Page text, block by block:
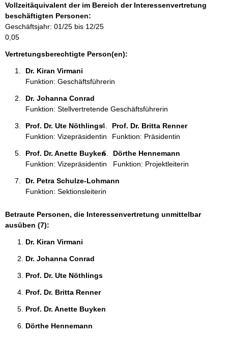
o
n
e
n
:
Vollzeitäquivalent der im Bereich der Interessenvertretung
beschäftigten Personen:
Geschäftsjahr: 01/25 bis 12/25
0,05
Vertretungsberechtigte Person(en):
Dr. Kiran Virmani
Funktion: Geschäftsführerin
Dr. Johanna Conrad
Funktion: Stellvertretende Geschäftsführerin
Prof. Dr. Ute Nöthlings
Funktion: Vizepräsidentin
Prof. Dr. Britta Renner
Funktion: Präsidentin
Prof. Dr. Anette Buyken
Funktion: Vizepräsidentin
Dörthe Hennemann
Funktion: Projektleiterin
Dr. Petra Schulze-Lohmann
Funktion: Sektionsleiterin
Betraute Personen, die Interessenvertretung unmittelbar
ausüben (7):
Dr. Kiran Virmani
Dr. Johanna Conrad
Prof. Dr. Ute Nöthlings
Prof. Dr. Britta Renner
Prof. Dr. Anette Buyken
Dörthe Hennemann